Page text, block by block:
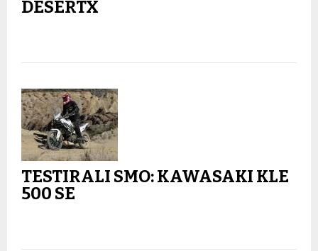
DESERTX
TESTIRALI SMO: KAWASAKI KLE
500 SE